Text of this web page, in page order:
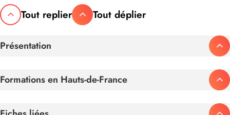
Tout replier Tout déplier
Présentation
Formations en Hauts-de-France